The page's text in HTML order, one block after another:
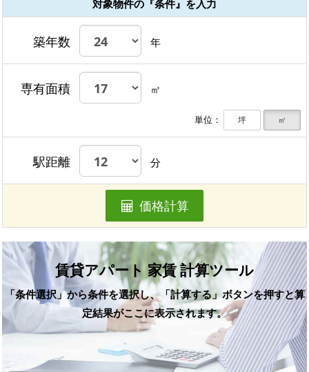
対象物件の『条件』を入力
築年数 年
専有面積 ㎡
単位： 坪 ㎡
駅距離 分
価格計算
賃貸アパート 家賃 計算ツール
「条件選択」から条件を選択し、「計算する」ボタンを押すと算
定結果がここに表示されます。